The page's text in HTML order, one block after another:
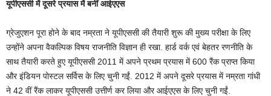
यूपीएससी में दूसरे प्रयास में बनीं आईएएस
ग्रेजुएशन पूरा होने के बाद नम्रता ने यूपीएससी की तैयारी शुरू की मुख्य परीक्षा के लिए
उन्होंने अपना वैकल्पिक विषय राजनीति विज्ञान ही रखा. हार्ड वर्क एवं बेहतर रणनीति के
साथ तैयारी करते हुए यूपीएससी 2011 में अपने प्रथम प्रयास में 600 रैंक प्राप्त किया
और इंडियन पोस्टल सर्विस के लिए चुनी गईं. 2012 में अपने दूसरे प्रयास में नम्रता गांधी
ने 42 वीं रैंक लाकर यूपीएससी उत्तीर्ण कर लिया और आईएएस के लिए चुनी गईं.